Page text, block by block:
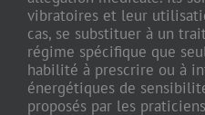
vibratoires et leur
cas, se substituer à un
régime spécifique que
habilité à prescrire ou à
énergétiques de
proposés par les